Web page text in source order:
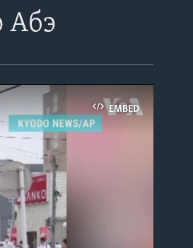
Абэ
EMBED